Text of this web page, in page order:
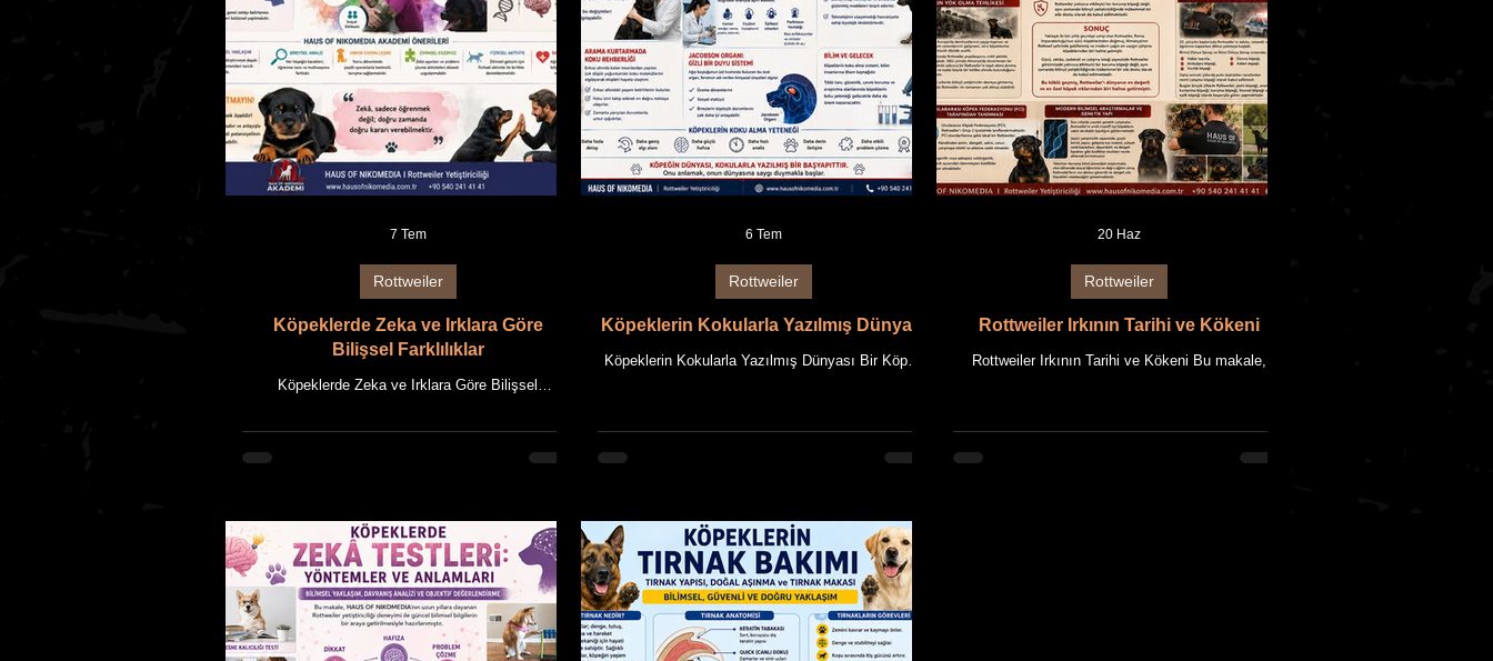
Köpeklerde Zeka ve Irklara Göre
Bilişsel Farklılıklar
Köpeklerde Zeka ve Irklara Göre Bilişsel
ÖĞRENİLMİŞ BAŞARI MI? HAUS OF
NIKOMEDIA AKADEMİ Rehberi Bu makale, HAUS
Makalede kullanılan tüm fotoğraflar, HAUS OF
NIKOMEDIA'ya ait Rottweiler'ların özgün
görselleridir. Makale içeriği ile birlikte tüm metin ve
görsellerin fikrî mülkiyet hakları saklı
Rottweiler
7 Tem
Köpeklerin Kokularla Yazılmış Dünyası
Köpeklerin Kokularla Yazılmış Dünyası Bir Köpek
bilgilerin bir araya getirilmesiyle hazırlanmıştır.
ise aynı odaya girdiğinde bambaşka bir dünya
görür. Dakikalar önce o odadan kimlerin geçtiği
Rottweiler
6 Tem
Rottweiler Irkının Tarihi ve Kökeni
Rottweiler Irkının Tarihi ve Kökeni Bu makale,
Rottweiler, günümüzde dünyanın en tanınmış
Rottweiler
20 Haz